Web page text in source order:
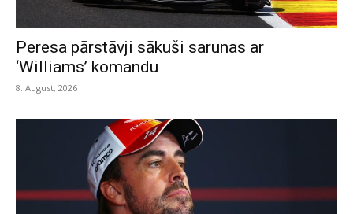
Peresa pārstāvji sākuši sarunas ar
‘Williams’ komandu
8. August, 2026